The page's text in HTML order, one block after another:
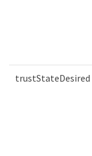
trustStateDesired